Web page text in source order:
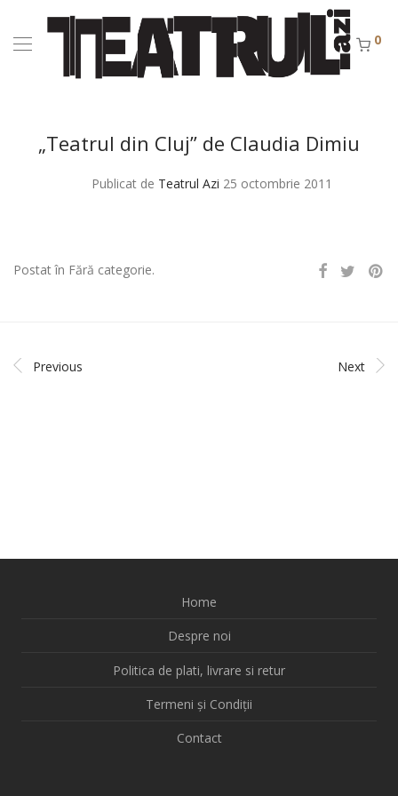
0
„Teatrul din Cluj” de Claudia Dimiu
Publicat de Teatrul Azi 25 octombrie 2011
Postat în Fără categorie.
Previous Next
Home
Despre noi
Politica de plati, livrare si retur
Termeni și Condiții
Contact